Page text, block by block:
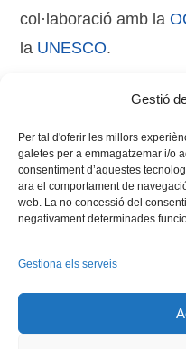
Gestió
Per tal d'oferir les millors
galetes per a emmagatzemar i/o
consentiment d’aquestes
ara el comportament de
web. La no concessió del
negativament determinades
Gestiona els serveis
col·laboració amb la
la UNESCO.
internacional
INICI QUI